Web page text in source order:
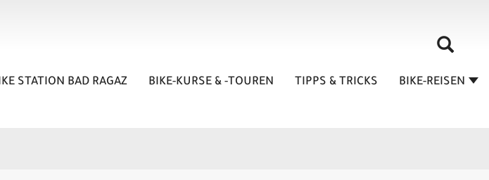
STATION BAD RAGAZ BIKE-KURSE & -TOUREN TIPPS & TRICKS BIKE-REISEN